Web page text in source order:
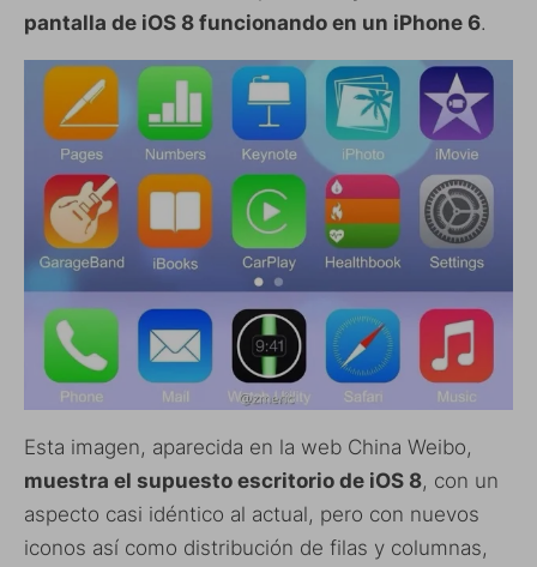
pantalla de iOS 8 funcionando en un iPhone 6.
Esta imagen, aparecida en la web China Weibo,
muestra el supuesto escritorio de iOS 8, con un
aspecto casi idéntico al actual, pero con nuevos
iconos así como distribución de filas y columnas,